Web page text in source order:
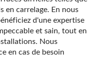
en carrelage. En nous
d'une expertise
et sain, tout en
Nous
en cas de besoin